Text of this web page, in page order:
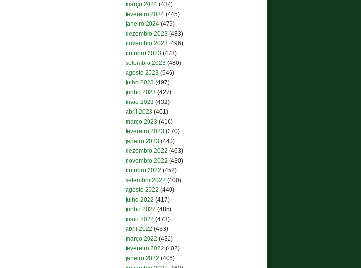
março 2024 (434)
fevereiro 2024 (445)
janeiro 2024 (479)
dezembro 2023 (483)
novembro 2023 (496)
outubro 2023 (473)
setembro 2023 (480)
agosto 2023 (546)
julho 2023 (497)
junho 2023 (427)
maio 2023 (432)
abril 2023 (401)
março 2023 (416)
fevereiro 2023 (370)
janeiro 2023 (440)
dezembro 2022 (463)
novembro 2022 (430)
outubro 2022 (452)
setembro 2022 (400)
agosto 2022 (440)
julho 2022 (417)
junho 2022 (485)
maio 2022 (473)
abril 2022 (433)
março 2022 (432)
fevereiro 2022 (402)
janeiro 2022 (406)